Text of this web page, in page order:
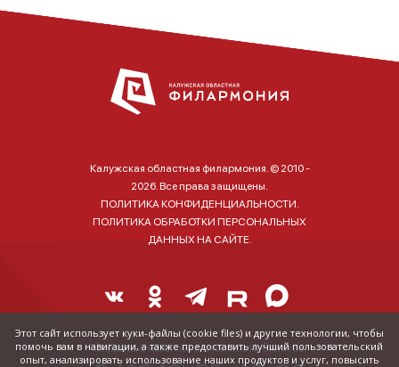
Калужская областная филармония. © 2010 -
2026. Все права защищены.
ПОЛИТИКА КОНФИДЕНЦИАЛЬНОСТИ.
ПОЛИТИКА ОБРАБОТКИ ПЕРСОНАЛЬНЫХ
ДАННЫХ НА САЙТЕ.
Справка о наличии и стоимости билетов:
Этот сайт использует куки-файлы (cookie files) и другие технологии, чтобы
помочь вам в навигации, а также предоставить лучший пользовательский
опыт, анализировать использование наших продуктов и услуг, повысить